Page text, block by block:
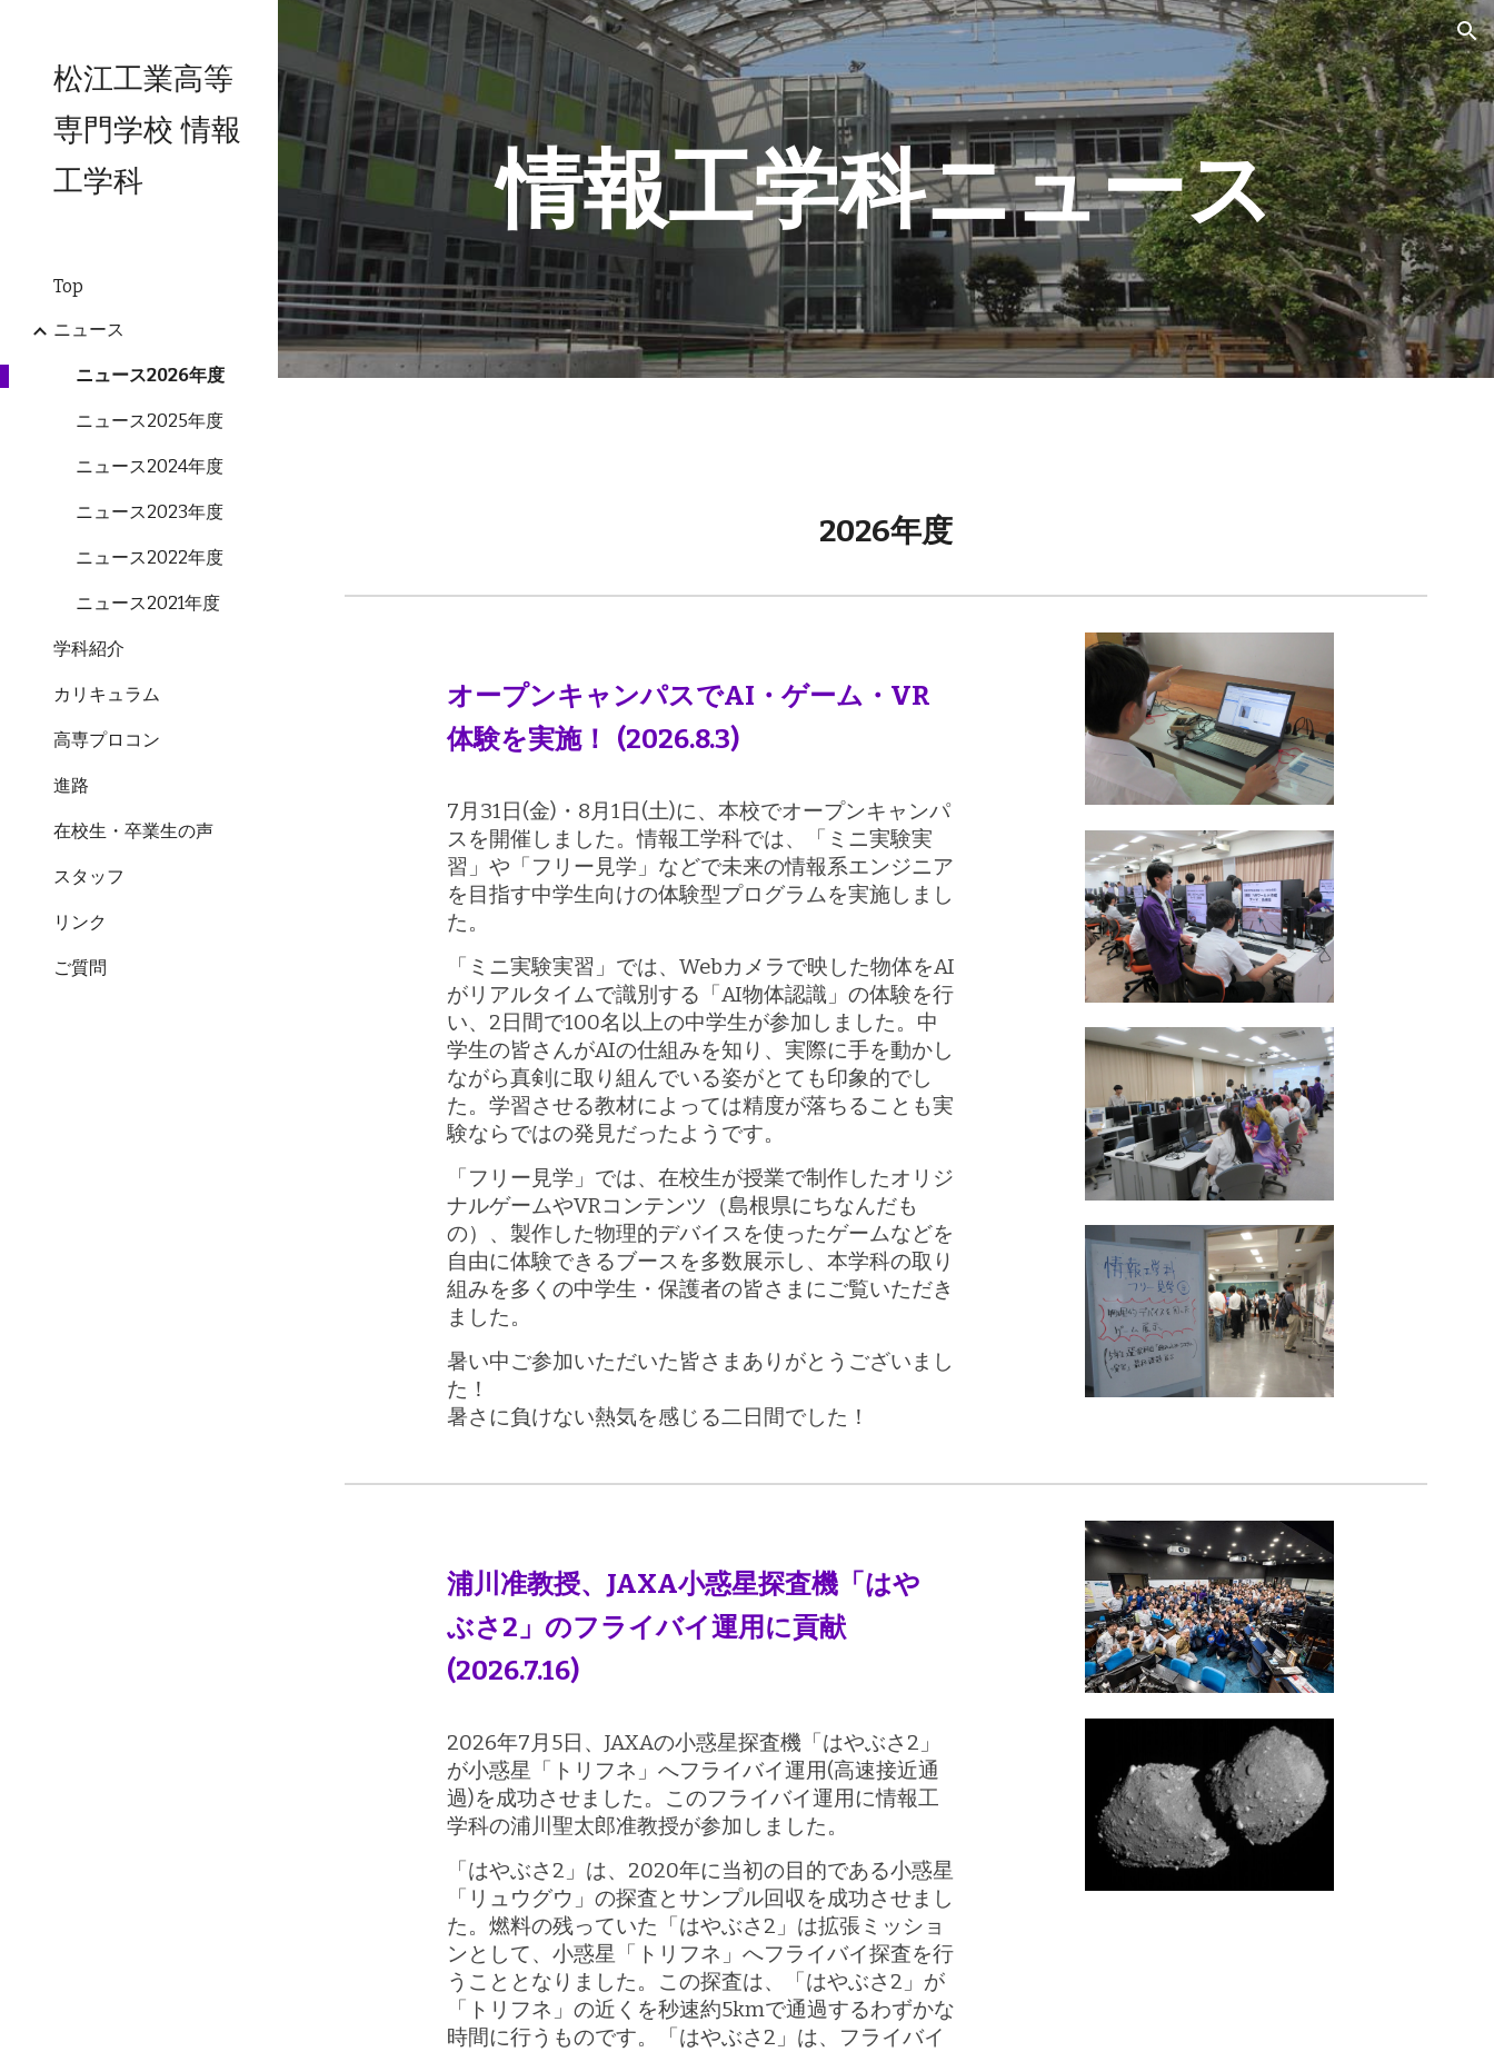
Skip to main content Skip to navigation
松江工業高等
専門学校 情報
工学科
Top
ニュース
ニュース2026年度
ニュース2025年度
ニュース2024年度
ニュース2023年度
ニュース2022年度
ニュース2021年度
学科紹介
カリキュラム
高専プロコン
進路
在校生・卒業生の声
スタッフ
リンク
ご質問
情報工学科ニュース
2026年度
オープンキャンパスでAI・ゲーム・VR
体験を実施！ (2026.8.3)
7月31日(金)・8月1日(土)に、本校でオープンキャンパ
スを開催しました。情報工学科では、「ミニ実験実
習」や「フリー見学」などで未来の情報系エンジニア
を目指す中学生向けの体験型プログラムを実施しまし
た。
「ミニ実験実習」では、Webカメラで映した物体をAI
がリアルタイムで識別する「AI物体認識」の体験を行
い、2日間で100名以上の中学生が参加しました。中
学生の皆さんがAIの仕組みを知り、実際に手を動かし
ながら真剣に取り組んでいる姿がとても印象的でし
た。学習させる教材によっては精度が落ちることも実
験ならではの発見だったようです。
「フリー見学」では、在校生が授業で制作したオリジ
ナルゲームやVRコンテンツ（島根県にちなんだも
の）、製作した物理的デバイスを使ったゲームなどを
自由に体験できるブースを多数展示し、本学科の取り
組みを多くの中学生・保護者の皆さまにご覧いただき
ました。
暑い中ご参加いただいた皆さまありがとうございまし
た！
暑さに負けない熱気を感じる二日間でした！
浦川准教授、JAXA小惑星探査機「はや
ぶさ2」のフライバイ運用に貢献
(2026.7.16)
2026年7月5日、JAXAの小惑星探査機「はやぶさ2」
が小惑星「トリフネ」へフライバイ運用(高速接近通
過)を成功させました。このフライバイ運用に情報工
学科の浦川聖太郎准教授が参加しました。
「はやぶさ2」は、2020年に当初の目的である小惑星
「リュウグウ」の探査とサンプル回収を成功させまし
た。燃料の残っていた「はやぶさ2」は拡張ミッショ
ンとして、小惑星「トリフネ」へフライバイ探査を行
うこととなりました。この探査は、「はやぶさ2」が
「トリフネ」の近くを秒速約5kmで通過するわずかな
時間に行うものです。「はやぶさ2」は、フライバイ